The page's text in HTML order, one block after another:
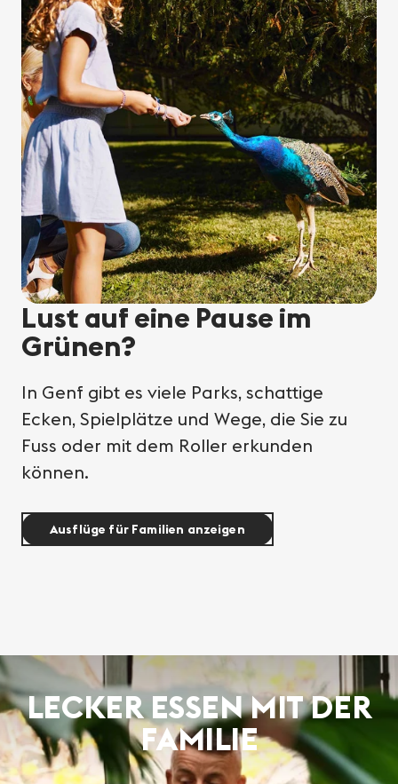
Lust auf eine Pause im
Grünen?
In Genf gibt es viele Parks, schattige
Ecken, Spielplätze und Wege, die Sie zu
Fuss oder mit dem Roller erkunden
können.
Ausflüge für Familien anzeigen
LECKER ESSEN MIT DER
FAMILIE